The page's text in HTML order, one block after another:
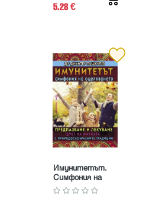
5.28€
Имунитетът.
Симфония на
оцеляването